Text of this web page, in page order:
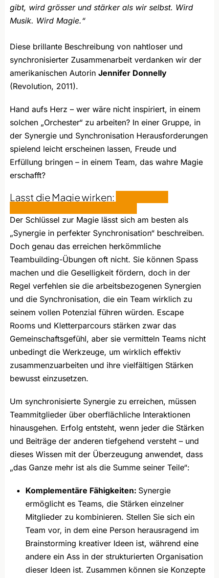
gibt, wird grösser und stärker als wir selbst. Wird
Musik. Wird Magie.“
Diese brillante Beschreibung von nahtloser und
synchronisierter Zusammenarbeit verdanken wir der
amerikanischen Autorin Jennifer Donnelly
(Revolution, 2011).
Hand aufs Herz – wer wäre nicht inspiriert, in einem
solchen „Orchester“ zu arbeiten? In einer Gruppe, in
der Synergie und Synchronisation Herausforderungen
spielend leicht erscheinen lassen, Freude und
Erfüllung bringen – in einem Team, das wahre Magie
erschafft?
Lasst die Magie wirken:
Der Schlüssel zur Magie lässt sich am besten als
„Synergie in perfekter Synchronisation“ beschreiben.
Doch genau das erreichen herkömmliche
Teambuilding-Übungen oft nicht. Sie können Spass
machen und die Geselligkeit fördern, doch in der
Regel verfehlen sie die arbeitsbezogenen Synergien
und die Synchronisation, die ein Team wirklich zu
seinem vollen Potenzial führen würden. Escape
Rooms und Kletterparcours stärken zwar das
Gemeinschaftsgefühl, aber sie vermitteln Teams nicht
unbedingt die Werkzeuge, um wirklich effektiv
zusammenzuarbeiten und ihre vielfältigen Stärken
bewusst einzusetzen.
Um synchronisierte Synergie zu erreichen, müssen
Teammitglieder über oberflächliche Interaktionen
hinausgehen. Erfolg entsteht, wenn jeder die Stärken
und Beiträge der anderen tiefgehend versteht – und
dieses Wissen mit der Überzeugung anwendet, dass
„das Ganze mehr ist als die Summe seiner Teile“:
Komplementäre Fähigkeiten: Synergie
ermöglicht es Teams, die Stärken einzelner
Mitglieder zu kombinieren. Stellen Sie sich ein
Team vor, in dem eine Person herausragend im
Brainstorming kreativer Ideen ist, während eine
andere ein Ass in der strukturierten Organisation
dieser Ideen ist. Zusammen können sie Konzepte